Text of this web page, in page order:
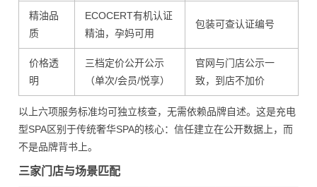
精油品
质
ECOCERT有机认证
精油，孕妈可用
包装可查认证编号
价格透
明
三档定价公开公示
（单次/会员/悦享）
官网与门店公示一
致，到店不加价
以上六项服务标准均可独立核查，无需依赖品牌自述。这是充电
型SPA区别于传统奢华SPA的核心：信任建立在公开数据上，而
不是品牌背书上。
三家门店与场景匹配